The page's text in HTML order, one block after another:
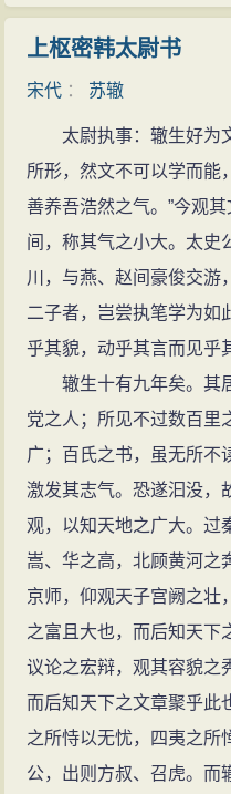
苏辙与父苏洵、兄苏轼
同为苏氏蜀学的集大成者
对立，“三苏”博通经史，
道家学说和佛教思想，逐
是北宋中期儒、佛、道三
当时具有重要影响的学术
苏辙晚年曾著《苏黄门
儒于老子，以为未足，又
反映了蜀学派的思想特色
著，但认为学术中最重要
命自得之际”。以文为“寓
明理，如知文而不务理，
书法
苏辙不仅在诗文创作方
颇有造诣。其书法运笔结
潇洒自如，工整有序。
传世墨迹有《雪甚帖》
帖》、《晴寒帖》等。
元丰八年（1085年）
月，苏辙卧病，至秋痊
白发》诗。八月，因旧
召回。
元祐元年（1086年）
时宣仁太后垂帘听政，起
法，而支持新法的宰相蔡
辙弹劾去职。吕惠卿开始
均力敌时，就排挤陷害王
恨他。到这时，他自知不
贬官流放。苏辙连上三
安置建州。
司马光因王安石免疫法
差役法之害相当于免疫法
乎二十年，官吏百姓都未
务，盘根错节十分复杂，
如果不深究事情的始终，
后，又产生各种弊端。现
剩余，大约够用几年，暂
促监督有关官员审议差役
行差役法。要使既实行之
都有利了。”司马光又因
上枢密韩太尉书
宋代 ： 苏辙
太尉执事：辙生好为
所形，然文不可以学而能
善养吾浩然之气。”今观
间，称其气之小大。太史
川，与燕、赵间豪俊交游
二子者，岂尝执笔学为如
乎其貌，动乎其言而见乎
辙生十有九年矣。其
党之人；所见不过数百里
广；百氏之书，虽无所不
激发其志气。恐遂汩没，
观，以知天地之广大。过
嵩、华之高，北顾黄河之
京师，仰观天子宫阙之壮
之富且大也，而后知天下
议论之宏辩，观其容貌之
而后知天下之文章聚乎此
之所恃以无忧，四夷之所
公，出则方叔、召虎。而